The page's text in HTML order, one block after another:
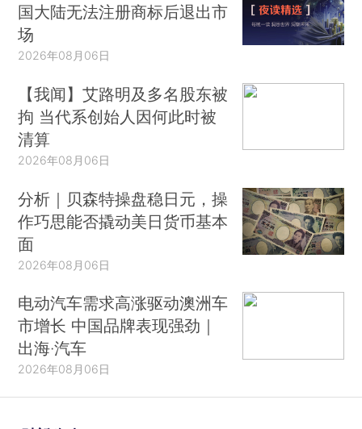
国大陆无法注册商标后退出市
场
2026年08月06日
【我闻】艾路明及多名股东被
拘 当代系创始人因何此时被
清算
2026年08月06日
分析｜贝森特操盘稳日元，操
作巧思能否撬动美日货币基本
面
2026年08月06日
电动汽车需求高涨驱动澳洲车
市增长 中国品牌表现强劲｜
出海·汽车
2026年08月06日